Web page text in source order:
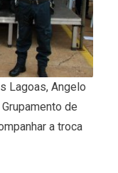
Lagoas, Angelo
de
a troca